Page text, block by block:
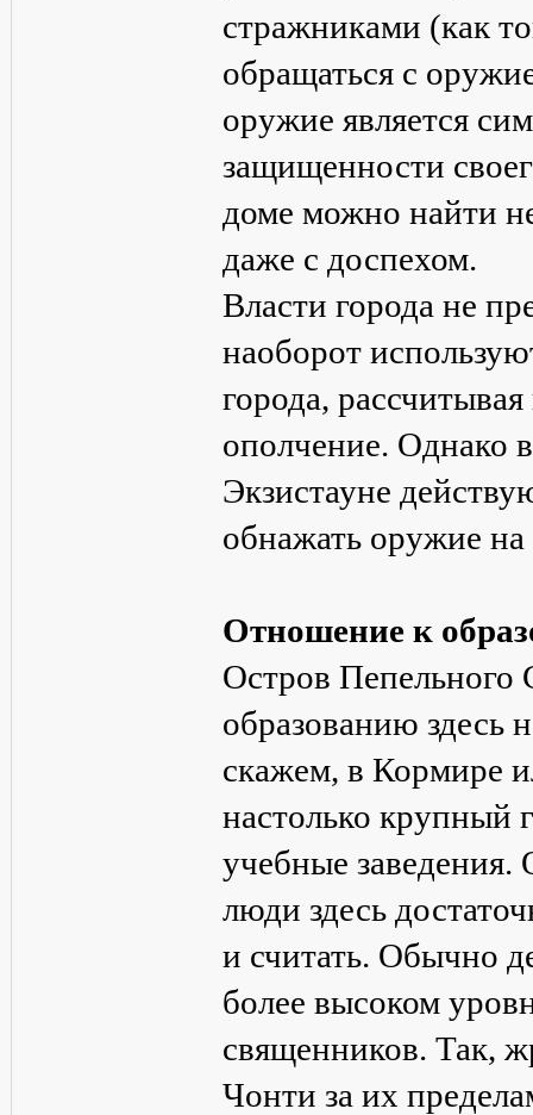
стражниками (как
обращаться с
оружие является
защищенности
доме можно найти
даже с доспехом.
Власти города не
наоборот
города,
ополчение. Однако
Экзистауне
обнажать оружие на
Отношение к
Остров Пепельного
образованию здесь
скажем, в Кормире
настолько крупный
учебные
люди здесь
и считать. Обычно
более высоком
священников. Так,
Чонти за их